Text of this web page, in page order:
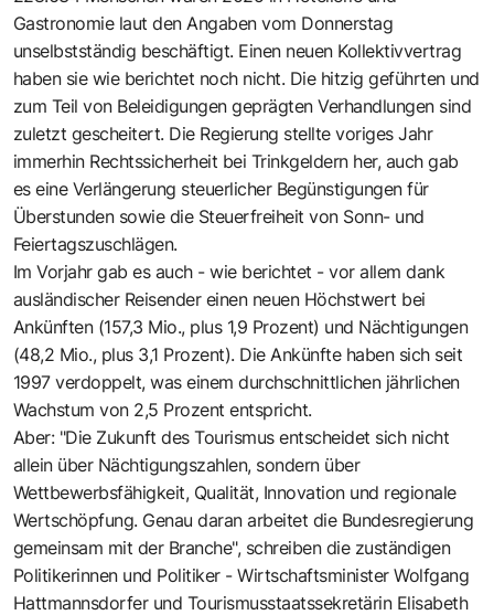
Gastronomie laut den Angaben vom Donnerstag
unselbstständig beschäftigt. Einen neuen Kollektivvertrag
haben sie wie berichtet noch nicht. Die hitzig geführten und
zum Teil von Beleidigungen geprägten Verhandlungen sind
zuletzt gescheitert. Die Regierung stellte voriges Jahr
immerhin Rechtssicherheit bei Trinkgeldern her, auch gab
es eine Verlängerung steuerlicher Begünstigungen für
Überstunden sowie die Steuerfreiheit von Sonn- und
Feiertagszuschlägen.
Im Vorjahr gab es auch - wie berichtet - vor allem dank
ausländischer Reisender einen neuen Höchstwert bei
Ankünften (157,3 Mio., plus 1,9 Prozent) und Nächtigungen
(48,2 Mio., plus 3,1 Prozent). Die Ankünfte haben sich seit
1997 verdoppelt, was einem durchschnittlichen jährlichen
Wachstum von 2,5 Prozent entspricht.
Aber: "Die Zukunft des Tourismus entscheidet sich nicht
allein über Nächtigungszahlen, sondern über
Wettbewerbsfähigkeit, Qualität, Innovation und regionale
Wertschöpfung. Genau daran arbeitet die Bundesregierung
gemeinsam mit der Branche", schreiben die zuständigen
Politikerinnen und Politiker - Wirtschaftsminister Wolfgang
Hattmannsdorfer und Tourismusstaatssekretärin Elisabeth